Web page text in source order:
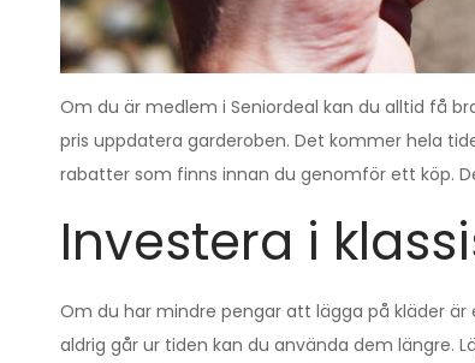
Om du är medlem i Seniordeal kan du alltid få
pris uppdatera garderoben. Det kommer hela
rabatter som finns innan du genomför ett köp.
Investera i
Om du har mindre pengar att lägga på kläder
aldrig går ur tiden kan du använda dem längre.